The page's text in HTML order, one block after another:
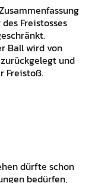
Freistosses
Ball wird von
und
Freistoß.
dürfte schon
bedürfen,